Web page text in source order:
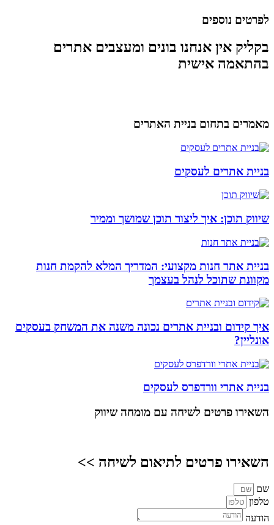
לפרטים נוספים
בקליק אין אנחנו בונים ומעצבים אתרים
בהתאמה אישית
מאמרים בתחום בניית האתרים
בניית אתרים לעסקים
שיווק תוכן: איך ליצור תוכן שמושך וממיר
בניית אתר חנות מקצועי: המדריך המלא להקמת חנות
מקוונת שתוכל לנהל בעצמך
איך קידום ובניית אתרים נכונה משנה את המשחק בעסקים
אונליין?
בניית אתרי וורדפרס לעסקים
השאירו פרטים לשיחה עם מומחה שיווק
השאירו פרטים לתיאום לשיחה >>
שם
טלפון
הודעה